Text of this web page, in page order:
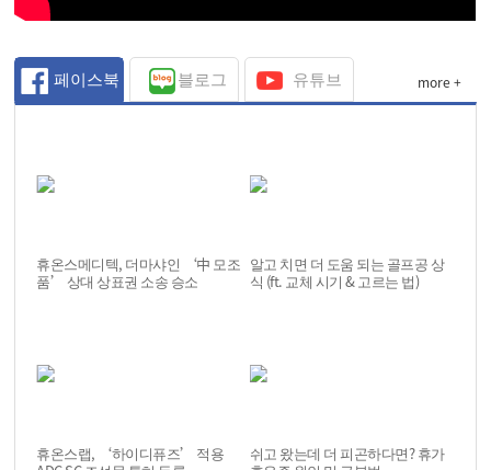
페이스북 블로그 유튜브
휴온스메디텍, 더마샤인 ‘中 모조
품’ 상대 상표권 소송 승소
알고 치면 더 도움 되는 골프공 상
식 (ft. 교체 시기 & 고르는 법)
휴온스랩, ‘하이디퓨즈’ 적용
쉬고 왔는데 더 피곤하다면? 휴가
more +